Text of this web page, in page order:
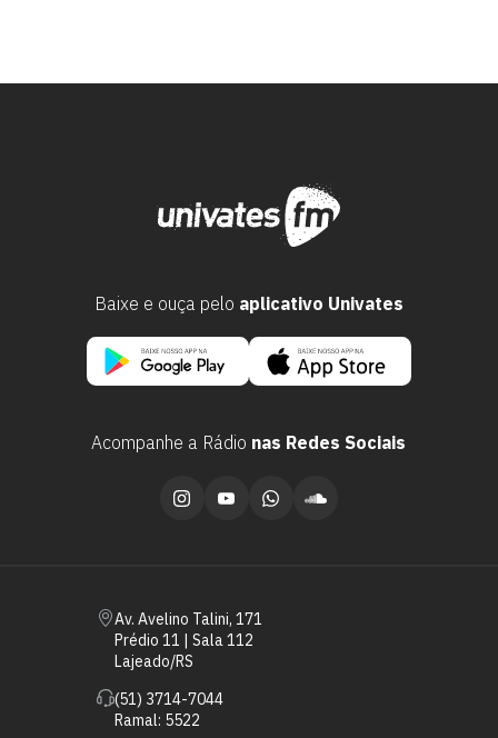
Av. Avelino Talini, 171
Prédio 11 | Sala 112
Lajeado/RS
(51) 3714-7044
Ramal: 5522
Acompanhe a Rádio nas Redes Sociais
Baixe e ouça pelo aplicativo Univates